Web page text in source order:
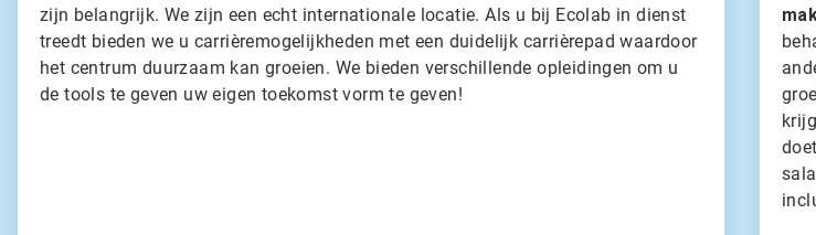
zijn belangrijk. We zijn een echt internationale locatie. Als u bij Ecolab in dienst
treedt bieden we u carrièremogelijkheden met een duidelijk carrièrepad waardoor
het centrum duurzaam kan groeien. We bieden verschillende opleidingen om u
de tools te geven uw eigen toekomst vorm te geven!